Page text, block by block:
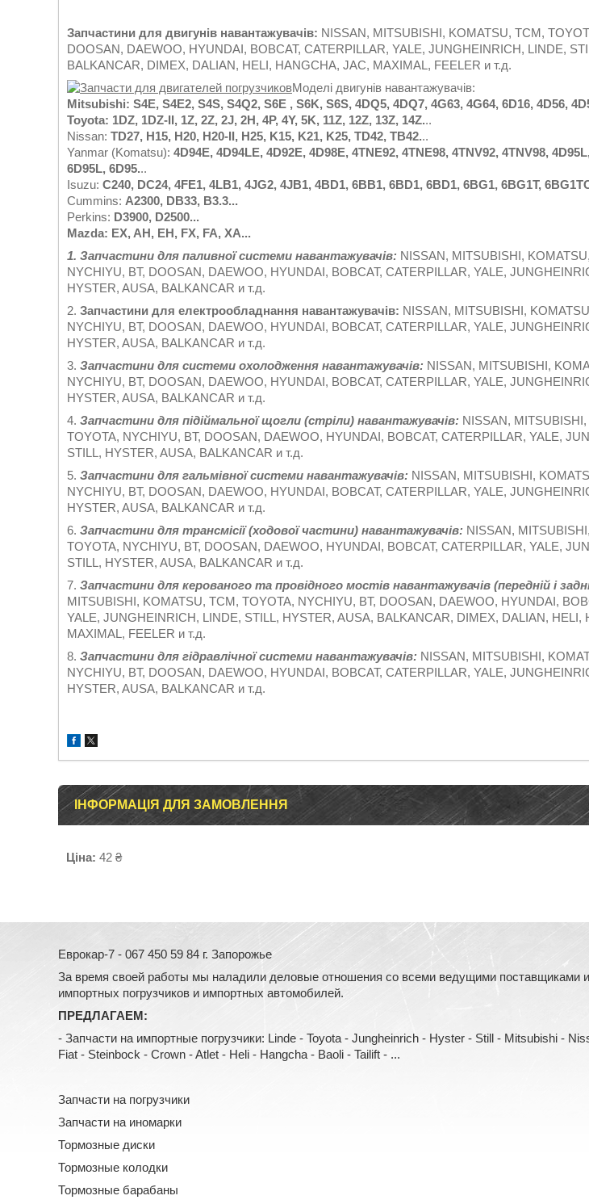
Запчастини для двигунів навантажувачів: NISSAN, MITSUBISHI, KOMATSU, TCM,
DOOSAN, DAEWOO, HYUNDAI, BOBCAT, CATERPILLAR, YALE, JUNGHEINRICH, LINDE,
BALKANCAR, DIMEX, DALIAN, HELI, HANGCHA, JAC, MAXIMAL, FEELER и т.д.
Моделі двигунів навантажувачів:
Mitsubishi: S4E, S4E2, S4S, S4Q2, S6E , S6K, S6S, 4DQ5, 4DQ7, 4G63, 4G64, 6D16, 4D56,
Toyota: 1DZ, 1DZ-II, 1Z, 2Z, 2J, 2H, 4P, 4Y, 5K, 11Z, 12Z, 13Z, 14Z...
Nissan: TD27, H15, H20, H20-II, H25, K15, K21, K25, TD42, TB42...
Yanmar (Komatsu): 4D94E, 4D94LE, 4D92E, 4D98E, 4TNE92, 4TNE98, 4TNV92, 4TNV98,
6D95L, 6D95...
Isuzu: C240, DC24, 4FE1, 4LB1, 4JG2, 4JB1, 4BD1, 6BB1, 6BD1, 6BD1, 6BG1, 6BG1T,
Cummins: A2300, DB33, B3.3...
Perkins: D3900, D2500...
Mazda: EX, AH, EH, FX, FA, XA...
1. Запчастини для паливної системи навантажувачів: NISSAN, MITSUBISHI,
NYCHIYU, BT, DOOSAN, DAEWOO, HYUNDAI, BOBCAT, CATERPILLAR, YALE,
HYSTER, AUSA, BALKANCAR и т.д.
2. Запчастини для електрообладнання навантажувачів: NISSAN, MITSUBISHI,
NYCHIYU, BT, DOOSAN, DAEWOO, HYUNDAI, BOBCAT, CATERPILLAR, YALE,
HYSTER, AUSA, BALKANCAR и т.д.
3. Запчастини для системи охолодження навантажувачів: NISSAN, MITSUBISHI,
NYCHIYU, BT, DOOSAN, DAEWOO, HYUNDAI, BOBCAT, CATERPILLAR, YALE,
HYSTER, AUSA, BALKANCAR и т.д.
4. Запчастини для підіймальної щогли (стріли) навантажувачів: NISSAN,
TOYOTA, NYCHIYU, BT, DOOSAN, DAEWOO, HYUNDAI, BOBCAT, CATERPILLAR, YALE,
STILL, HYSTER, AUSA, BALKANCAR и т.д.
5. Запчастини для гальмівної системи навантажувачів: NISSAN, MITSUBISHI,
NYCHIYU, BT, DOOSAN, DAEWOO, HYUNDAI, BOBCAT, CATERPILLAR, YALE,
HYSTER, AUSA, BALKANCAR и т.д.
6. Запчастини для трансмісії (ходової частини) навантажувачів: NISSAN,
TOYOTA, NYCHIYU, BT, DOOSAN, DAEWOO, HYUNDAI, BOBCAT, CATERPILLAR, YALE,
STILL, HYSTER, AUSA, BALKANCAR и т.д.
7. Запчастини для керованого та провідного мостів навантажувачів (передній і
MITSUBISHI, KOMATSU, TCM, TOYOTA, NYCHIYU, BT, DOOSAN, DAEWOO, HYUNDAI,
YALE, JUNGHEINRICH, LINDE, STILL, HYSTER, AUSA, BALKANCAR, DIMEX, DALIAN, HELI,
MAXIMAL, FEELER и т.д.
8. Запчастини для гідравлічної системи навантажувачів: NISSAN, MITSUBISHI,
NYCHIYU, BT, DOOSAN, DAEWOO, HYUNDAI, BOBCAT, CATERPILLAR, YALE,
HYSTER, AUSA, BALKANCAR и т.д.
ІНФОРМАЦІЯ ДЛЯ ЗАМОВЛЕННЯ
Ціна: 42 ₴
Еврокар-7 - 067 450 59 84 г. Запорожье
За время своей работы мы наладили деловые отношения со всеми ведущими поставщиками
импортных погрузчиков и импортных автомобилей.
ПРЕДЛАГАЕМ:
- Запчасти на импортные погрузчики: Linde - Toyota - Jungheinrich - Hyster - Still - Mitsubishi -
Fiat - Steinbock - Crown - Atlet - Heli - Hangcha - Baoli - Tailift - ...
Запчасти на погрузчики
Запчасти на иномарки
Тормозные диски
Тормозные колодки
Тормозные барабаны